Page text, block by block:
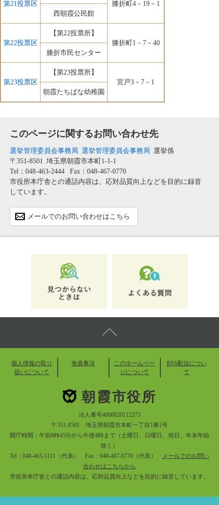
第21投票区
膝折町4－19－1
西朝霞公民館
第22投票区
【第22投票所】
膝折町1－7－40
膝折市民センター
第23投票区
【第23投票所】
宮戸3－7－1
朝霞たちばな幼稚園
このページに関するお問い合わせ先
選挙管理委員会事務局 選挙管理委員会事務局 選挙係
〒351-8501 埼玉県朝霞市本町1-1-1
Tel：048-463-2444
Fax：048-467-0770
市役所本庁舎との通話内容は、応対品質向上などを目的に録音
しています。
メールでのお問い合わせはこちら
個人情報の取り
扱いについて
免責事項
このホームペー
ジについて
RSS配信につい
て
朝霞市役所
法人番号4000020112275
〒351-8501 埼玉県朝霞市本町一丁目1番1号
開庁時間：午前8時45分から午後4時まで（土曜日、日曜日、祝日、年末年始
除く）
Tel：048-463-1111（代表） Fax：048-467-0770（代表）
メールでのお問い
合わせはこちらから
市役所本庁舎との通話内容は、応対品質向上などを目的に録音しています。